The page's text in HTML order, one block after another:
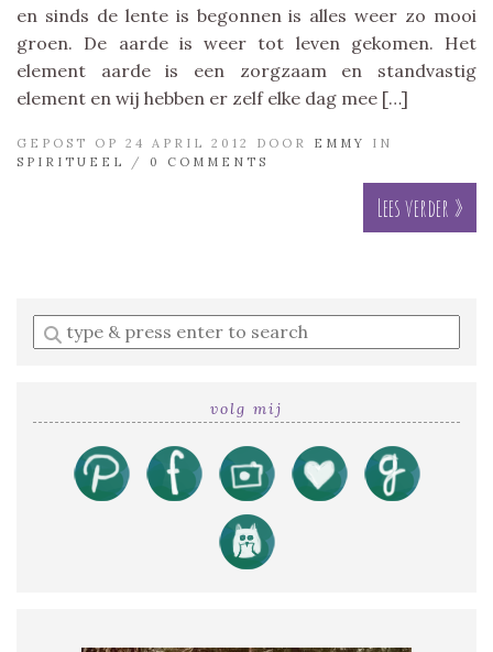
en sinds de lente is begonnen is alles weer zo mooi
groen. De aarde is weer tot leven gekomen. Het
element aarde is een zorgzaam en standvastig
element en wij hebben er zelf elke dag mee […]
GEPOST OP 24 APRIL 2012 DOOR EMMY
IN
SPIRITUEEL
/ 0 COMMENTS
Lees verder »
Enter
a
volg mij